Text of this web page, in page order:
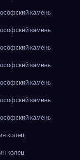
камень
камень
камень
камень
камень
камень
камень
колец
колец